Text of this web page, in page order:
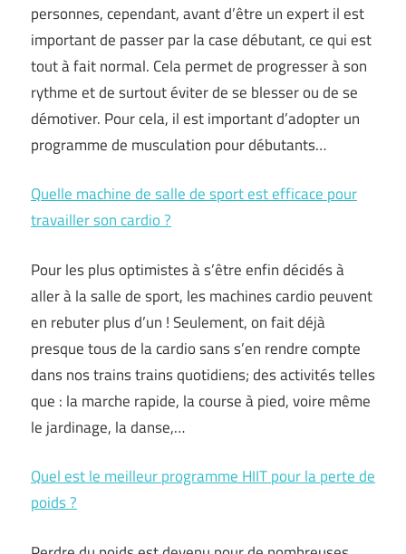
personnes, cependant, avant d’être un expert il est
important de passer par la case débutant, ce qui est
tout à fait normal. Cela permet de progresser à son
rythme et de surtout éviter de se blesser ou de se
démotiver. Pour cela, il est important d’adopter un
programme de musculation pour débutants…
Quelle machine de salle de sport est efficace pour
travailler son cardio ?
Pour les plus optimistes à s’être enfin décidés à
aller à la salle de sport, les machines cardio peuvent
en rebuter plus d’un ! Seulement, on fait déjà
presque tous de la cardio sans s’en rendre compte
dans nos trains trains quotidiens; des activités telles
que : la marche rapide, la course à pied, voire même
le jardinage, la danse,…
Quel est le meilleur programme HIIT pour la perte de
poids ?